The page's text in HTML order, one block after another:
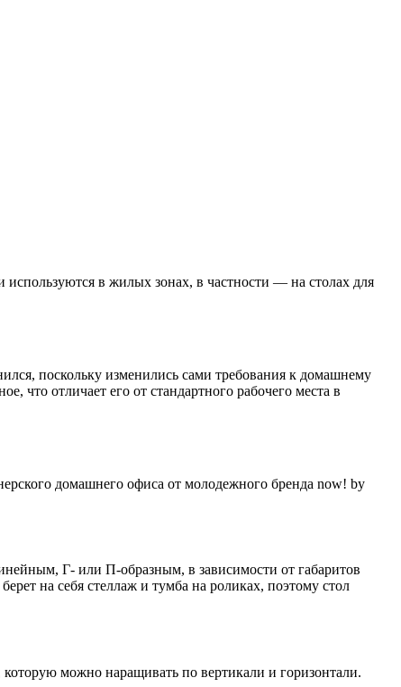
используются в жилых зонах, в частности — на столах для
поскольку изменились сами требования к домашнему
что отличает его от стандартного рабочего места в
домашнего офиса от молодежного бренда now! by
Г- или П-образным, в зависимости от габаритов
на себя стеллаж и тумба на роликах, поэтому стол
можно наращивать по вертикали и горизонтали.